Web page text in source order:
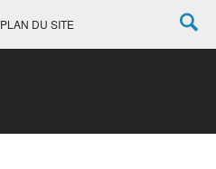
PLAN DU SITE